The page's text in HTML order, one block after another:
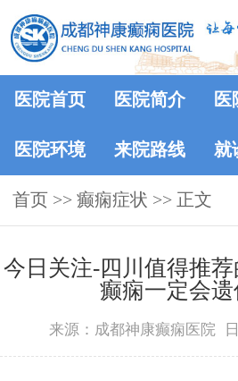
医院首页 医院简介 医
医院环境 来院路线 就
首页 >> 癫痫症状 >> 正文
今日关注-四川值得推
癫痫一定会遗
来源：成都神康癫痫医院